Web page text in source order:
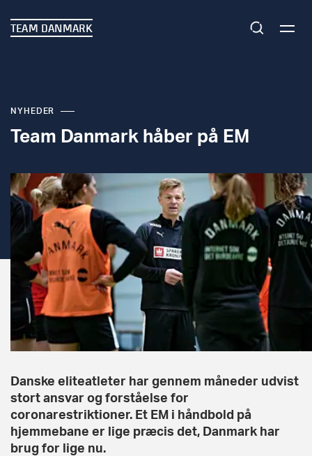
TEAM DANMARK
NYHEDER
Team Danmark håber på EM
Danske eliteatleter har gennem måneder udvist
stort ansvar og forståelse for
coronarestriktioner. Et EM i håndbold på
hjemmebane er lige præcis det, Danmark har
brug for lige nu.